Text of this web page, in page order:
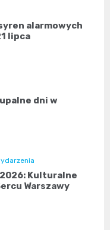
alarmowych
lipca
dni w
Kulturalne
Warszawy